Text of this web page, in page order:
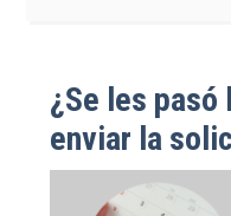
¿Se les
enviar la